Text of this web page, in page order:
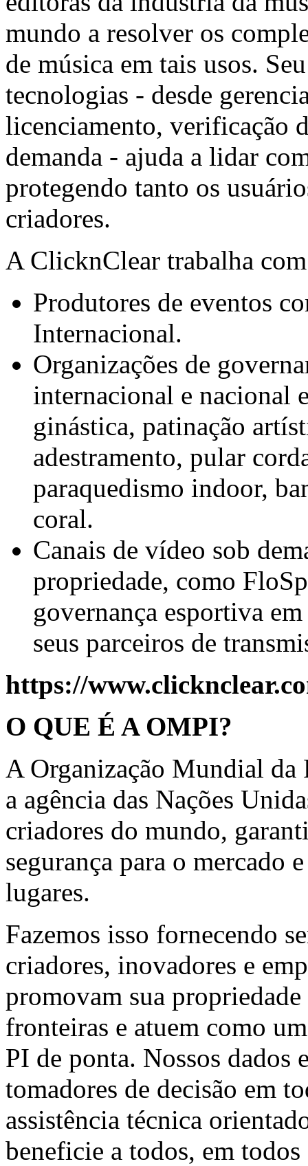
mundo a resolver os
de música em tais usos.
tecnologias - desde
licenciamento, verificação
demanda - ajuda a lidar
protegendo tanto os
criadores.
A ClicknClear trabalha
Produtores de eventos
Internacional.
Organizações de
internacional e nacional
ginástica, patinação
adestramento, pular
paraquedismo indoor,
coral.
Canais de vídeo sob
propriedade, como
governança esportiva
seus parceiros de
https://
O QUE É A OMPI?
A Organização Mundial
a agência das Nações
criadores do mundo,
segurança para o mercado
lugares.
Fazemos isso fornecendo
criadores, inovadores e
promovam sua
fronteiras e atuem como
PI de ponta. Nossos dados
tomadores de decisão em
assistência técnica
beneficie a todos, em todos